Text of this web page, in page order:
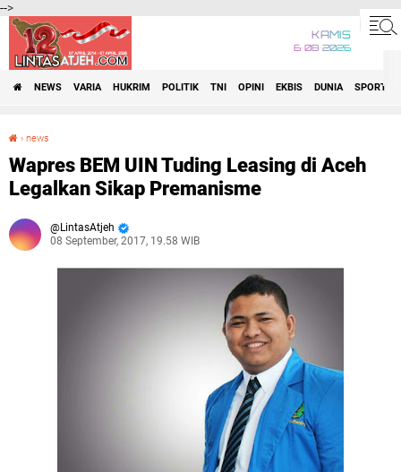
-->
KAMIS
6•08•2026
NEWS VARIA HUKRIM POLITIK TNI OPINI EKBIS DUNIA SPORT
› news
Wapres BEM UIN Tuding Leasing di Aceh
Legalkan Sikap Premanisme
LintasAtjeh
08 September, 2017, 19.58 WIB